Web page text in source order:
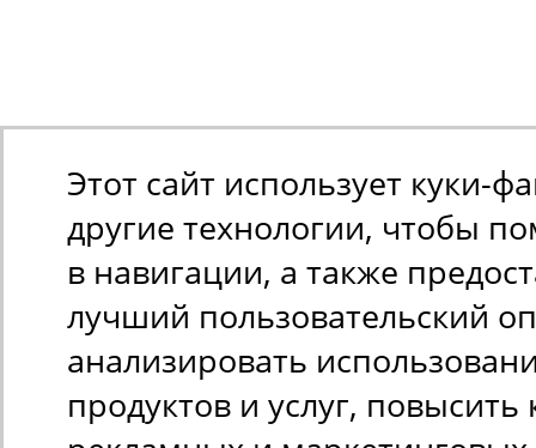
Этот сайт использует куки-
другие технологии, чтобы
в навигации, а также
лучший пользовательский
анализировать
продуктов и услуг, повысить